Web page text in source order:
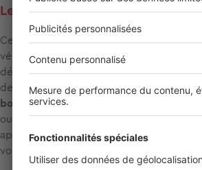
Les petites vérifications à faire
Cette période est idéale pour
vérifier l’extérieur de votre maison afin
déplacées) et la façade (fissures,
de la pluie. A l’aide d’une échelle
bouchées, ce qui gênerait l’évacuation
ouvertures à la recherche d’éventuels
appliquer un joint et/ou opter pour des
vous permettront de limiter la sensation